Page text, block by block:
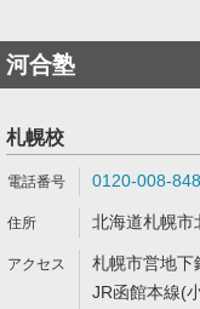
河合塾
札幌校
0120-008-848
北海道札幌市
札幌市営地下
JR函館本線(